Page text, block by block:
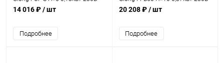
(FCP-180S)
14 016 ₽/ шт
Подробнее
(PPB50-050)
20 208 ₽/ шт
Подробнее